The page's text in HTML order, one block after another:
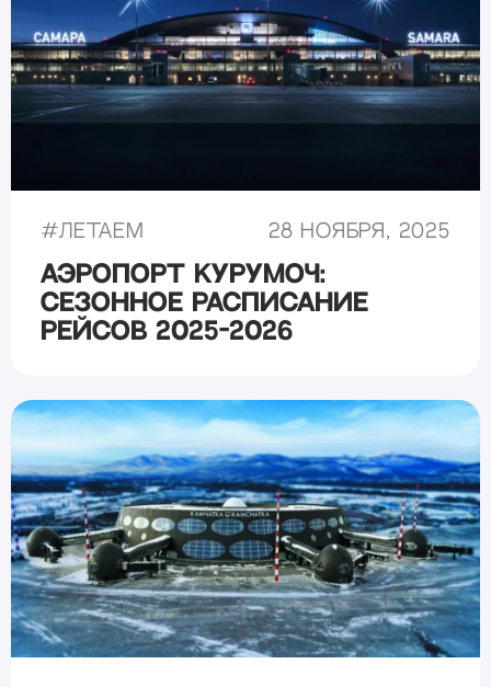
#Летаем 28 ноября, 2025
Аэропорт Курумоч:
сезонное расписание
рейсов 2025-2026